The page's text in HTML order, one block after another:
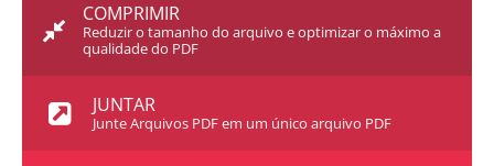
COMPRIMIR
Reduzir o tamanho do arquivo e optimizar o máximo a
qualidade do PDF
JUNTAR
Junte Arquivos PDF em um único arquivo PDF